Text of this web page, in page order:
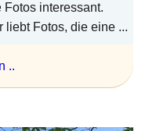
interessant.
liebt Fotos, die eine ...
..